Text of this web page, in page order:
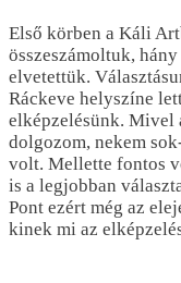
Első körben a Káli
összeszámoltuk,
elvetettük.
Ráckeve helyszíne
elképzelésünk. Mivel
dolgozom, nekem
volt. Mellette fontos
is a legjobban
Pont ezért még az
kinek mi az